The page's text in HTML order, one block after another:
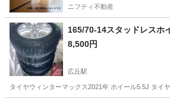
ニフティ不動産
165/70-14スタッドレスホ
8,500円
広丘駅
タイヤウィンターマックス2021年 ホイール5.5J タイ